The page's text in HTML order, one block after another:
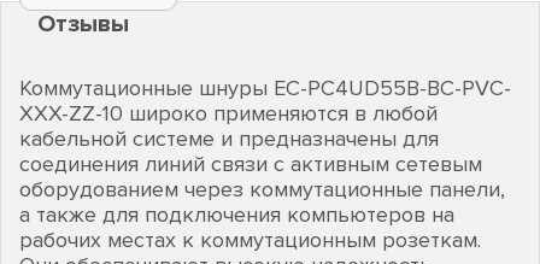
Отзывы
Коммутационные шнуры EC-PC4UD55B-BC-PVC-
XXX-ZZ-10 широко применяются в любой
кабельной системе и предназначены для
соединения линий связи с активным сетевым
оборудованием через коммутационные панели,
а также для подключения компьютеров на
рабочих местах к коммутационным розеткам.